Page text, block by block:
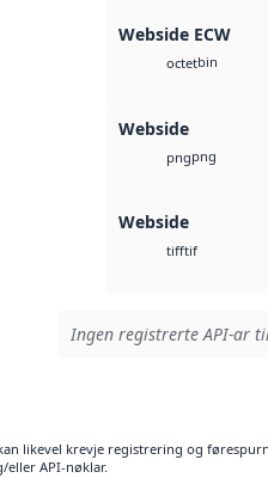
Webside ECW
octetbin
Webside
pngpng
Webside
tifftif
Ingen registrerte API-ar
likevel krevje registrering og
eller API-nøklar.